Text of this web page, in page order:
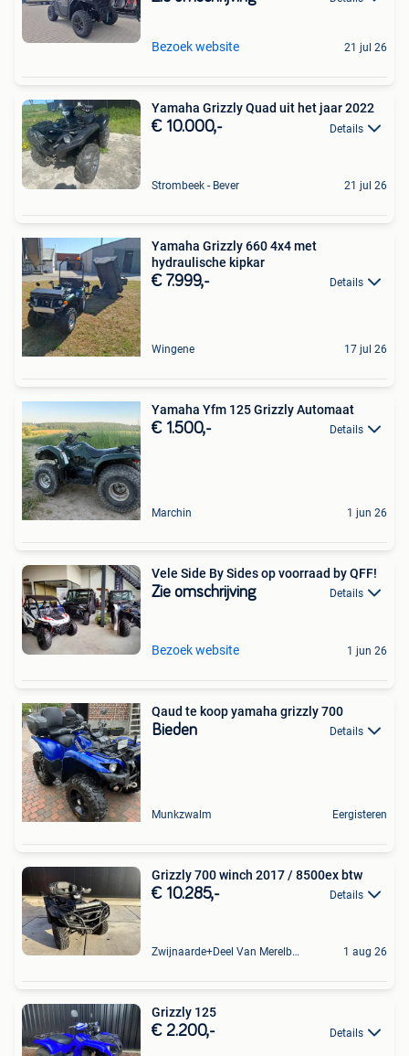
Bezoek website 21 jul 26
Yamaha Grizzly Quad uit het jaar 2022
€ 10.000,- Details
Strombeek - Bever 21 jul 26
Yamaha Grizzly 660 4x4 met
hydraulische kipkar
€ 7.999,- Details
Wingene 17 jul 26
Yamaha Yfm 125 Grizzly Automaat
€ 1.500,- Details
Marchin 1 jun 26
Vele Side By Sides op voorraad by QFF!
Zie omschrijving Details
Bezoek website 1 jun 26
Qaud te koop yamaha grizzly 700
Bieden Details
Munkzwalm Eergisteren
Grizzly 700 winch 2017 / 8500ex btw
€ 10.285,- Details
Zwijnaarde+Deel Van Merelbeke 1 aug 26
Grizzly 125
€ 2.200,- Details